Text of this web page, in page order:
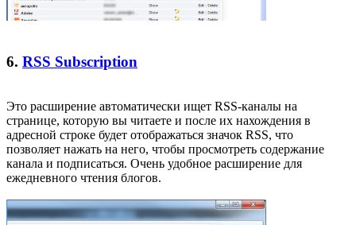
6. RSS Subscription
Это расширение автоматически ищет RSS-каналы на
странице, которую вы читаете и после их нахождения в
адресной строке будет отображаться значок RSS, что
позволяет нажать на него, чтобы просмотреть содержание
канала и подписаться. Очень удобное расширение для
ежедневного чтения блогов.